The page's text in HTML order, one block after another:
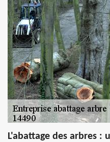
L'abattage des arbres :